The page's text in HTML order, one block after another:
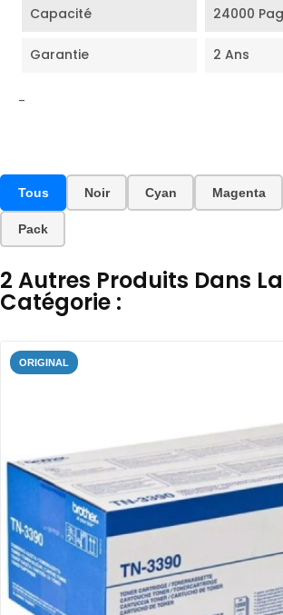
Capacité 24000
Garantie 2 Ans
-
Tous Noir Cyan Magenta
Pack
2 Autres Produits Dans
Catégorie :
ORIGINAL